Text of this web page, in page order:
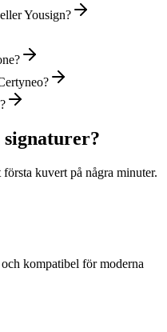
Yousign?
kuvert på några minuter.
kompatibel för moderna